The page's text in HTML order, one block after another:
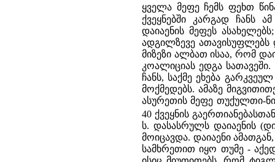
ყველა მეფე ჩემს ფეხთ
ქვეყნებში კარგად ჩანს
დაიაენის მეფეს
ადგილზევე ათავისუფლებს
მიზეზი ალბათ ისაა, რომ
კოალიციას ედგა
ჩანს, საქმე ეხება
მოქმედებს. ამაზე
ასურეთის მეფე თუქულთი-
40 ქვეყნის გაერთიანებასთან
ს. დასასრულს დაიაენის
მოიცავდა. დაიაენი
სამხრეთით იყო თუმე -